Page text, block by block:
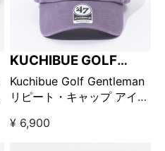
KUCHIBUE GOLF
GENTLEMAN
Kuchibue Golf Gentleman
リピート・キャップ アイリ
¥ 6,900